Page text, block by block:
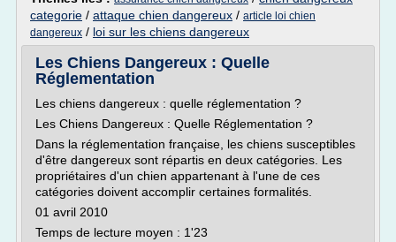
categorie / attaque chien dangereux / article loi chien
dangereux / loi sur les chiens dangereux
Les Chiens Dangereux : Quelle
Réglementation
Les chiens dangereux : quelle réglementation ?
Les Chiens Dangereux : Quelle Réglementation ?
Dans la réglementation française, les chiens susceptibles
d'être dangereux sont répartis en deux catégories. Les
propriétaires d'un chien appartenant à l'une de ces
catégories doivent accomplir certaines formalités.
01 avril 2010
Temps de lecture moyen : 1'23